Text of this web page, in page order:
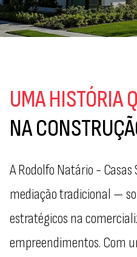
UMA HISTÓRIA
NA
A Rodolfo Natário - Casas
mediação tradicional —
estratégicos na
empreendimentos. Com